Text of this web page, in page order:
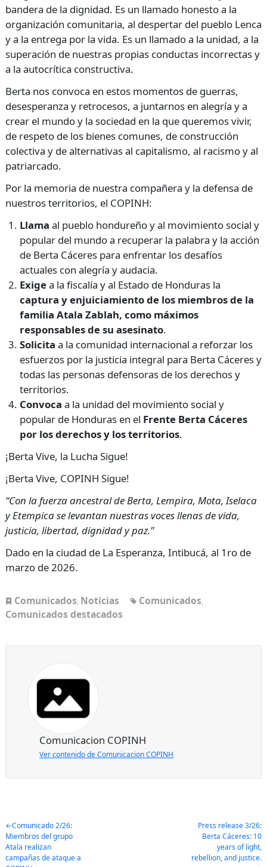
bandera de la dignidad. Es un llamado honesto a la
organización comunitaria, al despertar del pueblo Lenca
y a la entrega por la vida. Es un llamado a la unidad, a la
superación de nuestras propias conductas incorrectas y
a la autocrítica constructiva.
Berta nos convoca en estos momentos de guerras,
desesperanza y retrocesos, a juntarnos en alegría y a
crear el mundo y la sociedad en la que queremos vivir,
de respeto de los bienes comunes, de construcción
colectiva y de alternativas al capitalismo, al racismo y al
patriarcado.
Por la memoria de nuestra compañera y la defensa de
nuestros territorios, el COPINH:
Llama al pueblo hondureño y al movimiento social y
popular del mundo a recuperar la palabra y la acción
de Berta Cáceres para enfrentar los desafíos
actuales con alegría y audacia.
Exigea la fiscalía y al Estado de Honduras la
captura y enjuiciamiento de los miembros de la
familia Atala Zablah, como máximos
responsables de su asesinato.
Solicita a la comunidad internacional a reforzar los
esfuerzos por la justicia integral para Berta Cáceres y
todas las personas defensoras de los derechos y
territorios.
Convoca a la unidad del movimiento social y
popular de Honduras en el Frente Berta Cáceres
por los derechos y los territorios.
¡Berta Vive, la Lucha Sigue!
¡Berta Vive, COPINH Sigue!
“Con la fuerza ancestral de Berta, Lempira, Mota, Iselaca
y Etempica se levantan nuestras voces llenas de vida,
justicia, libertad, dignidad y paz.”
Dado en la ciudad de La Esperanza, Intibucá, al 1ro de
marzo de 2026.
Comunicados, Noticias Comunicados,
Comunicados destacados
Comunicacion COPINH
Ver contenido de Comunicacion COPINH
Post
navigation
Comunicado 2/26:
Miembros del grupo
Atala realizan
campañas de ataque a
Press release 3/26:
Berta Cáceres: 10
years of light,
rebellion, and justice.